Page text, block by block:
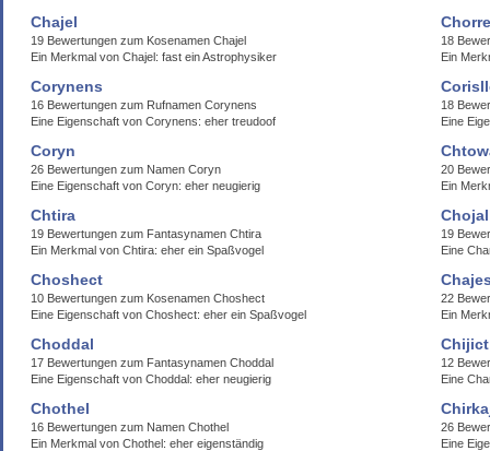
Chajel
19 Bewertungen zum Kosenamen Chajel
Ein Merkmal von Chajel: fast ein Astrophysiker
18
Ein
Corynens
16 Bewertungen zum Rufnamen Corynens
Eine Eigenschaft von Corynens: eher treudoof
18
Eine
Coryn
26 Bewertungen zum Namen Coryn
Eine Eigenschaft von Coryn: eher neugierig
20
Ein
Chtira
19 Bewertungen zum Fantasynamen Chtira
Ein Merkmal von Chtira: eher ein Spaßvogel
Chojal
19
Eine
Choshect
10 Bewertungen zum Kosenamen Choshect
Eine Eigenschaft von Choshect: eher ein Spaßvogel
22
Ein
Choddal
17 Bewertungen zum Fantasynamen Choddal
Eine Eigenschaft von Choddal: eher neugierig
Chijict
12
Eine
Chothel
16 Bewertungen zum Namen Chothel
Ein Merkmal von Chothel: eher eigenständig
26
Eine